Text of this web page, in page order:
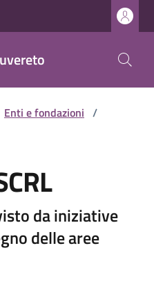
Enti e fondazioni /
da iniziative
delle aree